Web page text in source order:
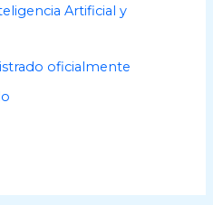
Artificial y
oficialmente